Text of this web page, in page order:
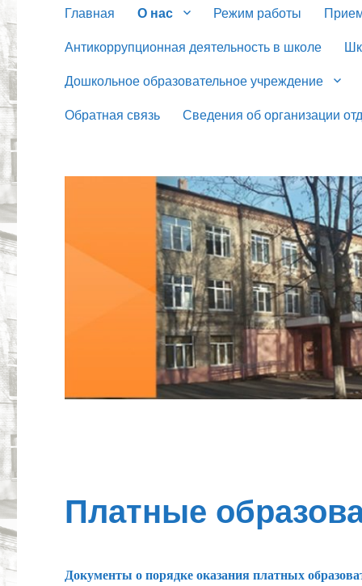
Главная О нас Режим работы
Антикоррупционная деятельность в школе
Дошкольное образовательное учреждение
Обратная связь
Сведения об организации
Платные
Документы о порядке оказания платных